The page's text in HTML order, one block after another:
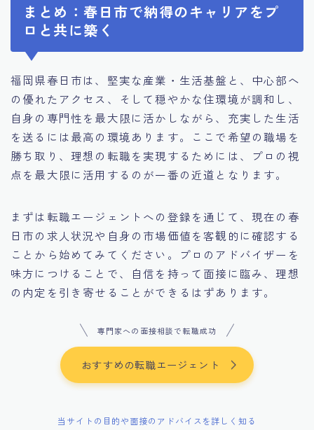
まとめ：春日市で納得のキャリアをプ
ロと共に築く
福岡県春日市は、堅実な産業・生活基盤と、中心部へ
の優れたアクセス、そして穏やかな住環境が調和し、
自身の専門性を最大限に活かしながら、充実した生活
を送るには最高の環境あります。ここで希望の職場を
勝ち取り、理想の転職を実現するためには、プロの視
点を最大限に活用するのが一番の近道となります。
まずは転職エージェントへの登録を通じて、現在の春
日市の求人状況や自身の市場価値を客観的に確認する
ことから始めてみてください。プロのアドバイザーを
味方につけることで、自信を持って面接に臨み、理想
の内定を引き寄せることができるはずあります。
専門家への面接相談で転職成功
おすすめの転職エージェント
当サイトの目的や面接のアドバイスを詳しく知る